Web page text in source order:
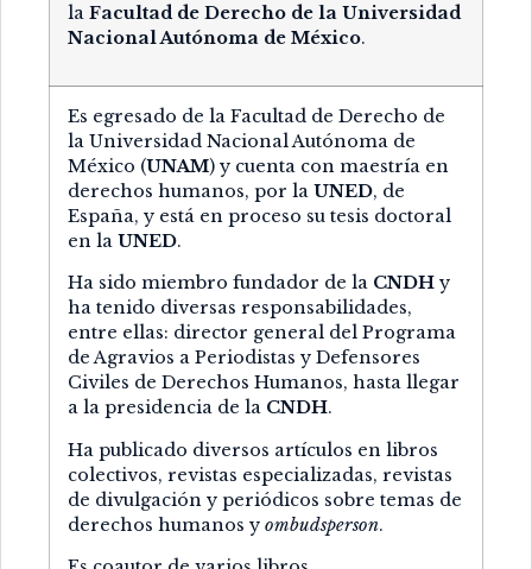
la Facultad de Derecho de la Universidad
Nacional Autónoma de México.
Es egresado de la Facultad de Derecho de
la Universidad Nacional Autónoma de
México (UNAM) y cuenta con maestría en
derechos humanos, por la UNED, de
España, y está en proceso su tesis doctoral
en la UNED.
Ha sido miembro fundador de la CNDH y
ha tenido diversas responsabilidades,
entre ellas: director general del Programa
de Agravios a Periodistas y Defensores
Civiles de Derechos Humanos, hasta llegar
a la presidencia de la CNDH.
Ha publicado diversos artículos en libros
colectivos, revistas especializadas, revistas
de divulgación y periódicos sobre temas de
derechos humanos y ombudsperson.